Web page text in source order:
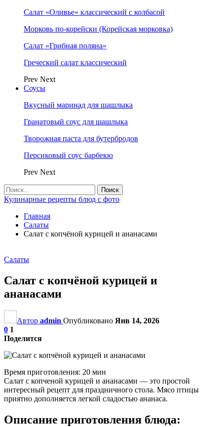
Салат «Оливье» классический с колбасой
Морковь по-корейски (Корейская морковка)
Салат «Грибная поляна»
Греческий салат классический
Prev Next
Соусы
Вкусный маринад для шашлыка
Гранатовый соус для шашлыка
Творожная паста для бутербродов
Персиковый соус барбекю
Prev Next
Кулинарные рецепты блюд с фото
Главная
Салаты
Салат с копчёной курицей и ананасами
Салаты
Салат с копчёной курицей и
ананасами
Автор admin Опубликовано Янв 14, 2026
0 1
Поделится
Время приготовления: 20 мин
Салат с копченой курицей и ананасами — это простой
интересный рецепт для праздничного стола. Мясо птицы
приятно дополняется легкой сладостью ананаса.
Описание приготовления блюда: